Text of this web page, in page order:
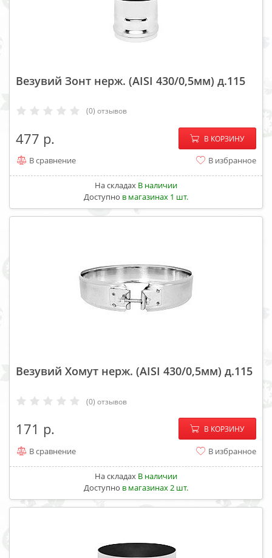
Везувий Зонт нерж. (AISI 430/0,5мм) д.115
(0) отзывов
477 − +
В КОРЗИНУ
В сравнение В избранное
На складах В наличии
Доступно в магазинах 1 шт.
Везувий Хомут нерж. (AISI 430/0,5мм) д.115
(0) отзывов
171 − +
В КОРЗИНУ
В сравнение В избранное
На складах В наличии
Доступно в магазинах 2 шт.